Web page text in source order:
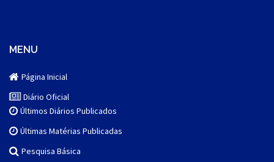
MENU
Página Inicial
Diário Oficial
Últimos Diários Publicados
Últimas Matérias Publicadas
Pesquisa Básica